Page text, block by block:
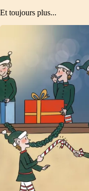
Et toujours plus...